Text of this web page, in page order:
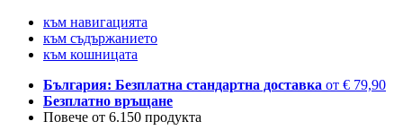
към навигацията
към съдържанието
към кошницата
България: Безплатна стандартна доставка от € 79,90
Безплатно връщане
Повече от 6.150 продукта